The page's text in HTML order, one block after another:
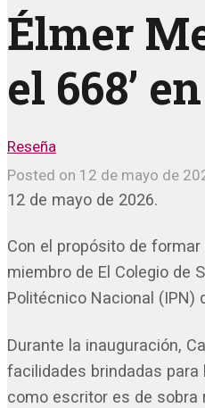
Élmer
el 668’
Reseña
Posted on 12 de mayo de
12 de mayo de 2026.
Con el propósito de
miembro de El Colegio de
Politécnico Nacional (IPN)
Durante la inauguración,
facilidades brindadas para
como escritor es de sobra